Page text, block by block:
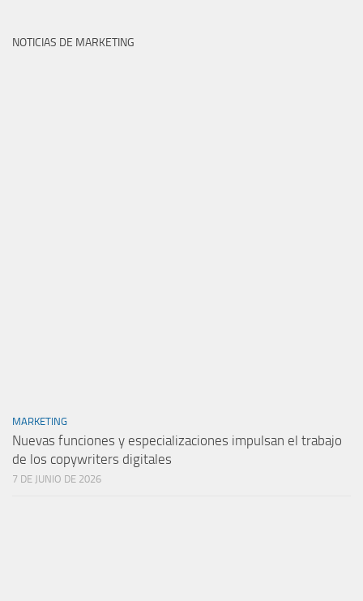
NOTICIAS DE MARKETING
MARKETING
Nuevas funciones y especializaciones impulsan el trabajo
de los copywriters digitales
7 DE JUNIO DE 2026